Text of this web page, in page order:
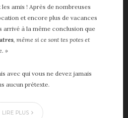
amis ! Après de nombreuses
et encore plus de vacances
arrivé à la même conclusion que
, même si ce sont tes potes et
»
avec qui vous ne devez jamais
aucun prétexte.
LIRE PLUS